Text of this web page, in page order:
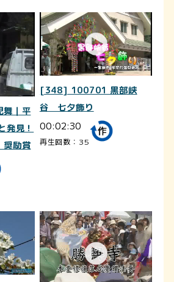
舞｜平
発見！
奨励賞
[348] 100701 黒部峡
谷 七夕飾り
00:02:30
再生回数：35